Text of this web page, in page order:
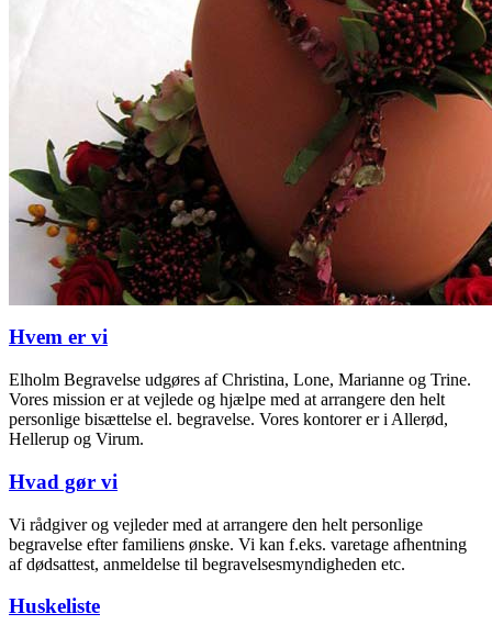
Hvem er vi
Elholm Begravelse udgøres af Christina, Lone, Marianne og Trine.
Vores mission er at vejlede og hjælpe med at arrangere den helt
personlige bisættelse el. begravelse. Vores kontorer er i Allerød,
Hellerup og Virum.
Hvad gør vi
Vi rådgiver og vejleder med at arrangere den helt personlige
begravelse efter familiens ønske. Vi kan f.eks. varetage afhentning
af dødsattest, anmeldelse til begravelsesmyndigheden etc.
Huskeliste